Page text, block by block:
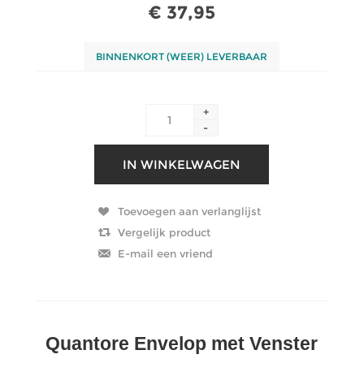
€ 37,95
BINNENKORT (WEER) LEVERBAAR
+
-
Quantore Envelop met Venster